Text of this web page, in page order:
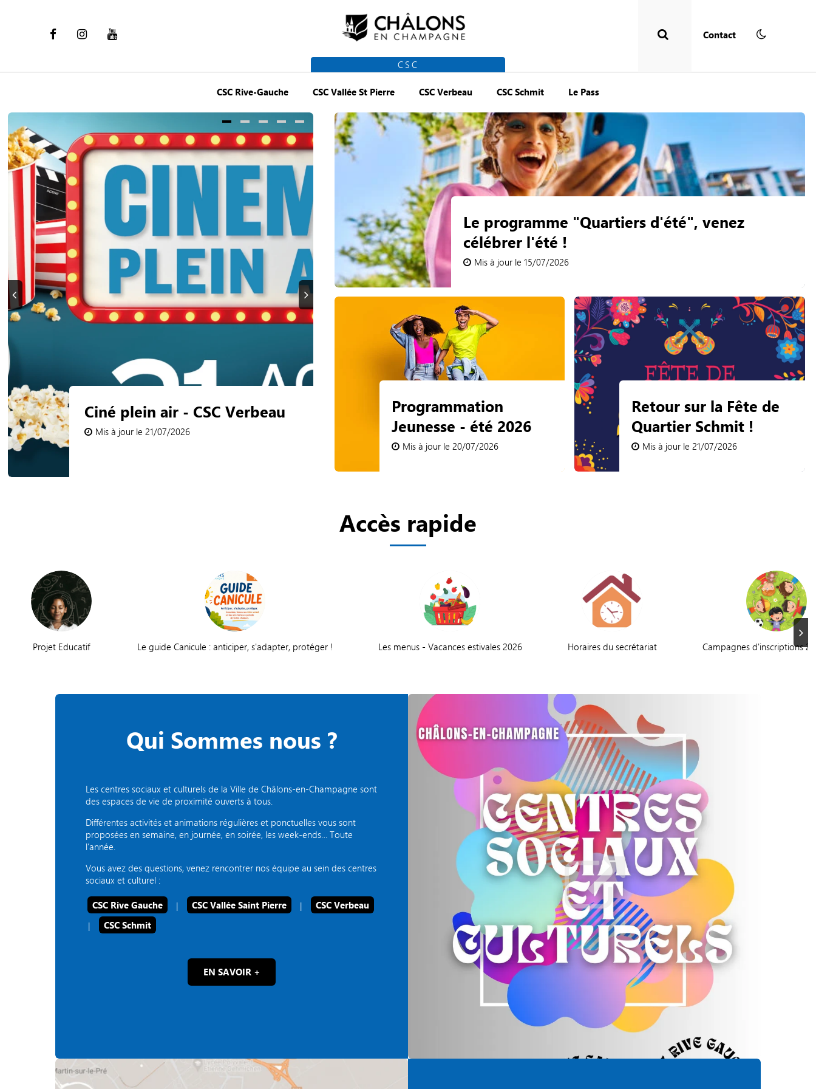
CSC
Contact
CSC Rive-Gauche CSC Vallée St Pierre CSC Verbeau CSC Schmit Le Pass
Précédent
Cet été venez bouger avec
Tempo ! CSC Schmit
Ciné plein air - CSC Vallée St
Pierre
Mis à jour le 09/07/2026
Inscription vide-
Square
Mis à jour le 20/07/2026
Suivant
Le programme "Quartiers d'été", venez
célébrer l'été !
Mis à jour le 15/07/2026
Retour sur la Fête de
Quartier Schmit !
Mis à jour le 21/07/2026
Programmation
Jeunesse - été 2026
Mis à jour le 20/07/2026
Accès rapide
Projet Educatif Le guide Canicule : anticiper, s'adapter, protéger ! Les menus - Vacances estivales 2026 Horaires du secrétariat Campagnes d'inscriptions
Qui Sommes nous ?
Les centres sociaux et culturels de la Ville de Châlons-en-Champagne sont
des espaces de vie de proximité ouverts à tous.
Différentes activités et animations régulières et ponctuelles vous sont
proposées en semaine, en journée, en soirée, les week-ends… Toute
l’année.
Vous avez des questions, venez rencontrer nos équipe au sein des centres
sociaux et culturel :
CSC Rive Gauche | CSC Vallée Saint Pierre |
CSC Verbeau
|
CSC Schmit
EN SAVOIR +